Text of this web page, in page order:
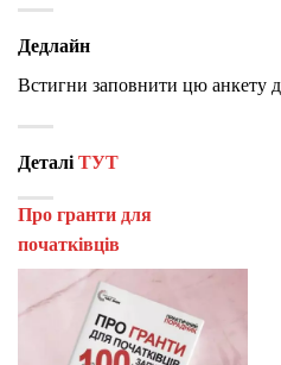
Дедлайн
Встигни заповнити цю анкету
Деталі ТУТ
Про гранти для
початківців